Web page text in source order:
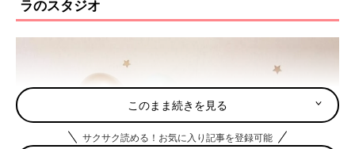
ラのスタジオ
このまま続きを見る
サクサク読める！お気に入り記事を登録可能